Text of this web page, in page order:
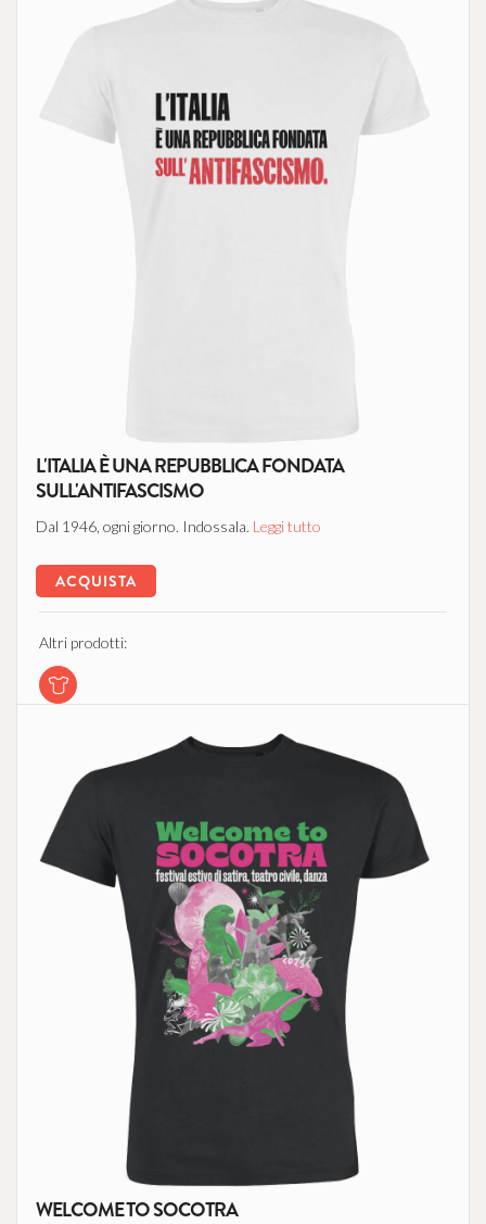
L'ITALIA È UNA REPUBBLICA FONDATA
SULL'ANTIFASCISMO
Dal 1946, ogni giorno. Indossala. Leggi tutto
ACQUISTA
Altri prodotti:
WELCOME TO SOCOTRA